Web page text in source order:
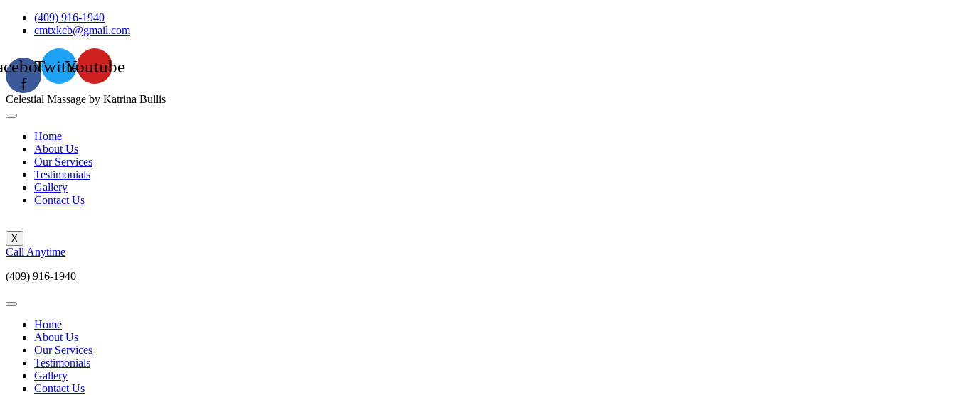
Skip
(409) 916-1940
cmtxkcb@gmail.com
f
TwitterYoutube
Celestial Massage by Katrina Bullis
Home
About Us
Our Services
Testimonials
Gallery
Contact Us
X
Call Anytime
(409) 916-1940
Home
About Us
Our Services
Testimonials
Gallery
Contact Us